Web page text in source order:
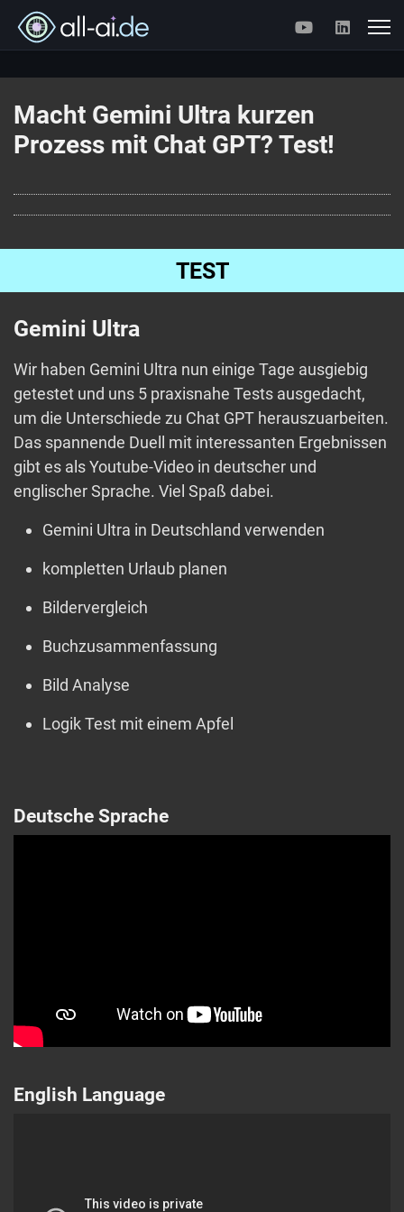
Macht Gemini Ultra kurzen
Prozess mit Chat GPT? Test!
TEST
Gemini Ultra
Wir haben Gemini Ultra nun einige Tage ausgiebig
getestet und uns 5 praxisnahe Tests ausgedacht,
um die Unterschiede zu Chat GPT herauszuarbeiten.
Das spannende Duell mit interessanten Ergebnissen
gibt es als Youtube-Video in deutscher und
englischer Sprache. Viel Spaß dabei.
Gemini Ultra in Deutschland verwenden
kompletten Urlaub planen
Bildervergleich
Buchzusammenfassung
Bild Analyse
Logik Test mit einem Apfel
Deutsche Sprache
English Language